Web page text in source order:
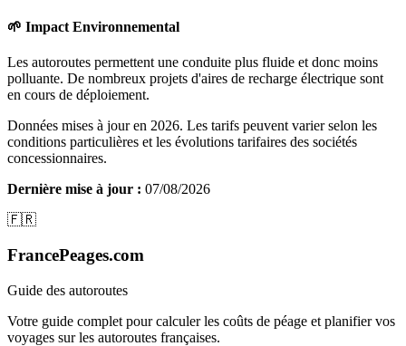
🌱 Impact Environnemental
Les autoroutes permettent une conduite plus fluide et donc moins
polluante. De nombreux projets d'aires de recharge électrique sont
en cours de déploiement.
Données mises à jour en 2026. Les tarifs peuvent varier selon les
conditions particulières et les évolutions tarifaires des sociétés
concessionnaires.
Dernière mise à jour : 07/08/2026
🇫🇷
FrancePeages.com
Guide des autoroutes
Votre guide complet pour calculer les coûts de péage et planifier vos
voyages sur les autoroutes françaises.